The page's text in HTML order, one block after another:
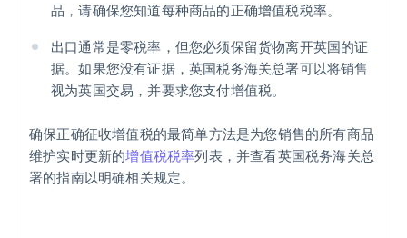
品，请确保您知道每种商品的正确增值税税率。
出口通常是零税率，但您必须保留货物离开英国的证
据。如果您没有证据，英国税务海关总署可以将销售
视为英国交易，并要求您支付增值税。
确保正确征收增值税的最简单方法是为您销售的所有商品
维护实时更新的增值税税率列表，并查看英国税务海关总
署的指南以明确相关规定。